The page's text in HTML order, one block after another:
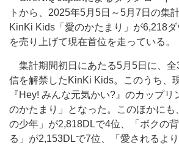
トから、2025年5月5日～5月7日の集
KinKi Kids「愛のかたまり」が6,218ダ
を売り上げて現在首位を走っている。
集計期間初日にあたる5月5日に、全
信を解禁したKinKi Kids。このうち、
『Hey! みんな元気かい?』のカップ
のかたまり」となった。このほかにも
の少年」が2,818DLで4位、「ボクの
る」が2,153DLで7位、「愛されるよ